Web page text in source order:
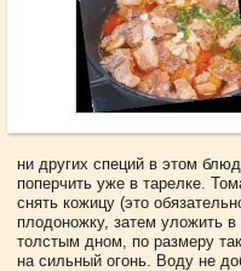
ни других специй в этом
поперчить уже в тарелке.
снять кожицу (это
плодоножку, затем уложить
толстым дном, по размеру
на сильный огонь. Воду не